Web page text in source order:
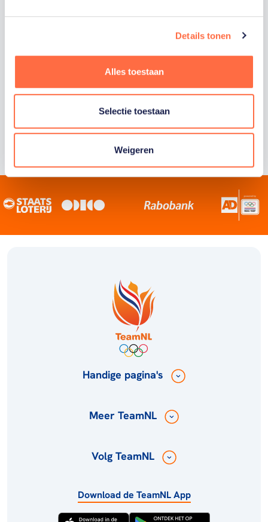
Details tonen
Alles toestaan
Selectie toestaan
Weigeren
sportiefste land van de wereld maken.
Handige pagina's
Meer TeamNL
Volg TeamNL
Download de TeamNL App